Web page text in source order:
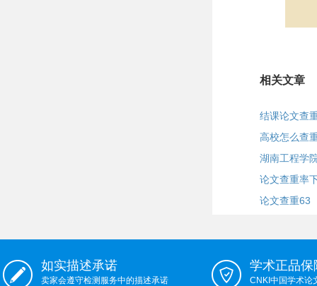
相关文章
结课论文查
高校怎么查
湖南工程学
论文查重率
论文查重63
如实描述承诺
卖家会遵守检测服务中的描述承诺
学术正品保
CNKI中国学术论